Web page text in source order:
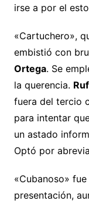
irse a por el
«Cartuchero»,
embistió con
Ortega. Se
la querencia.
fuera del tercio
para intentar
un astado
Optó por
«Cubanoso»
presentación,